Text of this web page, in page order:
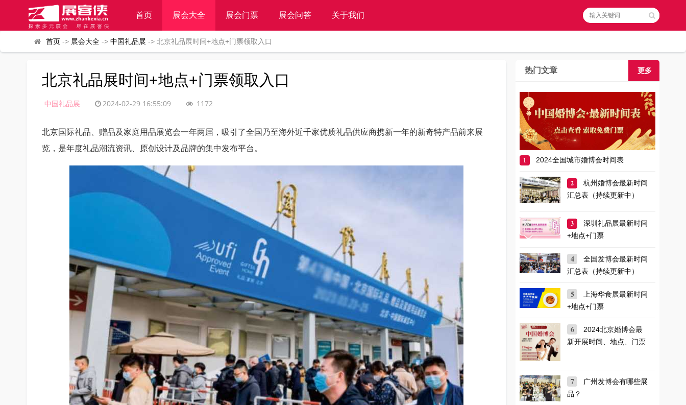
首页 展会大全 展会门票 展会问答 关于我们
首页 -> 展会大全 -> 中国礼品展 -> 北京礼品展时间+地点+门票领取入口
北京礼品展时间+地点+门票领取入口
中国礼品展 2024-02-29 16:55:09 1172
北京国际礼品、赠品及家庭用品展览会一年两届，吸引了全国乃至海外近千家优质礼品供应商携新一年的新奇特产品前来展
览，是年度礼品潮流资讯、原创设计及品牌的集中发布平台。
热门文章 更多
1 2024全国城市婚博会时间表
2
杭州婚博会最新时间
汇总表（持续更新中）
3
深圳礼品展最新时间
+地点+门票
4
全国发博会最新时间
汇总表（持续更新中）
5
上海华食展最新时间
+地点+门票
6
2024北京婚博会最
新开展时间、地点、门票
7
广州发博会有哪些展
品？